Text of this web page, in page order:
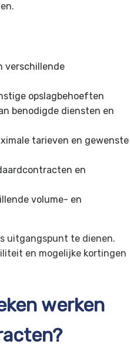
verschillende
opslagbehoeften
benodigde diensten en
tarieven en gewenste
en
volume- en
uitgangspunt te dienen.
en mogelijke kortingen
werken